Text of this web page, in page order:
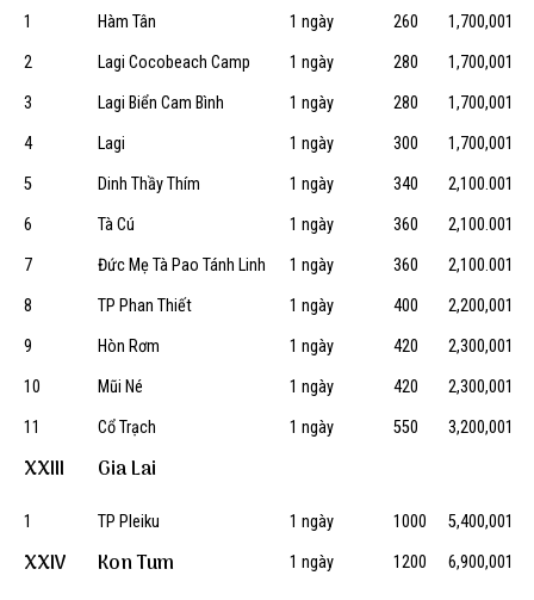
1 Hàm Tân 1 ngày 260
1,700,001
2
Lagi Cocobeach Camp 1 ngày 280
1,700,001
3
Lagi Biển Cam Bình 1 ngày 280
1,700,001
4
Lagi 1 ngày 300
1,700,001
5
Dinh Thầy Thím 1 ngày 340
2,100.001
6
Tà Cú 1 ngày 360
2,100.001
7
Đức Mẹ Tà Pao Tánh Linh 1 ngày 360
2,100.001
8
TP Phan Thiết 1 ngày 400
2,200,001
9
Hòn Rơm 1 ngày 420
2,300,001
10
Mũi Né 1 ngày 420
2,300,001
11
Cổ Trạch 1 ngày 550 3,200,001
XXIII Gia Lai
1 TP Pleiku 1 ngày 1000 5,400,001
XXIV Kon Tum 1 ngày 1200 6,900,001